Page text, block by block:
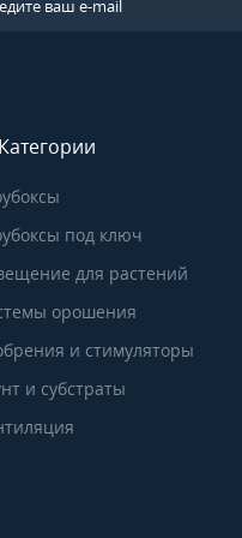
Категории
под ключ
для растений
орошения
и стимуляторы
и субстраты